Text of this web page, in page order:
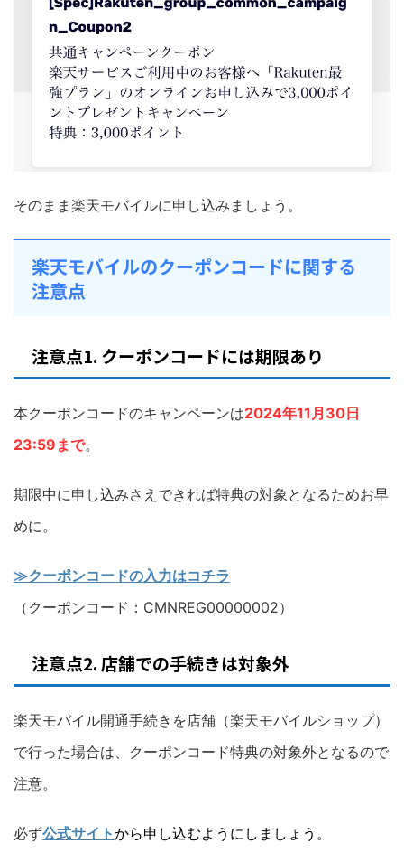
そのまま楽天モバイルに申し込みましょう。
楽天モバイルのクーポンコードに関する
注意点
注意点1. クーポンコードには期限あり
本クーポンコードのキャンペーンは2024年11月30日
23:59まで。
期限中に申し込みさえできれば特典の対象となるためお早
めに。
≫クーポンコードの入力はコチラ
（クーポンコード：CMNREG00000002）
注意点2. 店舗での手続きは対象外
楽天モバイル開通手続きを店舗（楽天モバイルショップ）
で行った場合は、クーポンコード特典の対象外となるので
注意。
必ず公式サイトから申し込むようにしましょう。